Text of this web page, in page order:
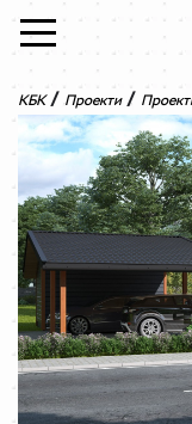
Skip to content
КБК / Проекти /